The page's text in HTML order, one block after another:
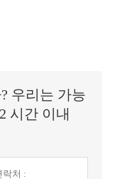
우리는 가능
시간 이내